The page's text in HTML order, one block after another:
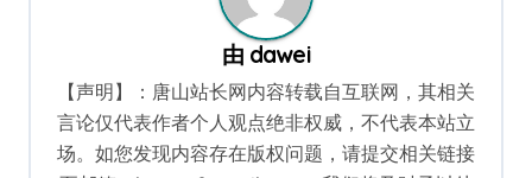
由 dawei
【声明】：唐山站长网内容转载自互联网，其相关
言论仅代表作者个人观点绝非权威，不代表本站立
场。如您发现内容存在版权问题，请提交相关链接